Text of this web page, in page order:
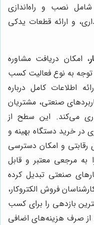
نصب و راه‌اندازی
و ارائه قطعات یدکی
، امکان دریافت مشاوره
به نوع فعالیت کسب
اطلاعات کامل درباره
صنعتی، مشتریان
می‌کند. این سطح از
در خرید دستگاه بهینه و
و امکان دسترسی
به مرجعی معتبر و قابل
صنعتی تبدیل کرده
فروش الکتروکار،
بازدهی را برای کسب
از صرف هزینه‌های اضافی